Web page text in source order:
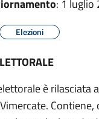
: 1 luglio
Elezioni
è